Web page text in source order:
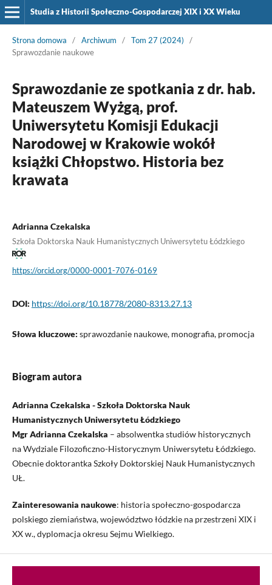
Studia z Historii Społeczno-Gospodarczej XIX i XX Wieku
Strona domowa / Archiwum / Tom 27 (2024)
/
Sprawozdanie naukowe
Sprawozdanie ze spotkania z dr. hab.
Mateuszem Wyżgą, prof.
Uniwersytetu Komisji Edukacji
Narodowej w Krakowie wokół
książki Chłopstwo. Historia bez
krawata
Adrianna Czekalska
Szkoła Doktorska Nauk Humanistycznych Uniwersytetu Łódzkiego
https://orcid.org/0000-0001-7076-0169
DOI: https://doi.org/10.18778/2080-8313.27.13
Słowa kluczowe: sprawozdanie naukowe, monografia, promocja
Biogram autora
Adrianna Czekalska - Szkoła Doktorska Nauk
Humanistycznych Uniwersytetu Łódzkiego
Mgr Adrianna Czekalska – absolwentka studiów historycznych
na Wydziale Filozoficzno-Historycznym Uniwersytetu Łódzkiego.
Obecnie doktorantka Szkoły Doktorskiej Nauk Humanistycznych
UŁ.
Zainteresowania naukowe: historia społeczno-gospodarcza
polskiego ziemiaństwa, województwo łódzkie na przestrzeni XIX i
XX w., dyplomacja okresu Sejmu Wielkiego.